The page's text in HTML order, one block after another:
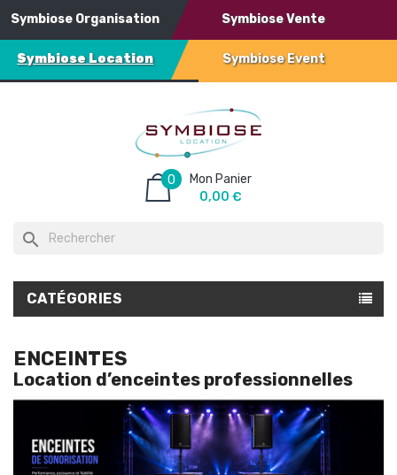
Symbiose Organisation Symbiose Vente
Symbiose Location Symbiose Event
Mon Panier
0
0,00 €
search
CATÉGORIES
ENCEINTES
Location d’enceintes professionnelles